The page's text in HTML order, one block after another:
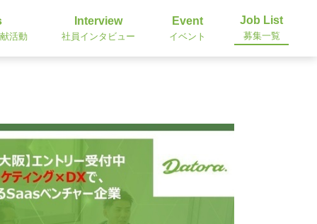
活動
Interview
社員インタビュー
Event
イベント
Job List
募集一覧